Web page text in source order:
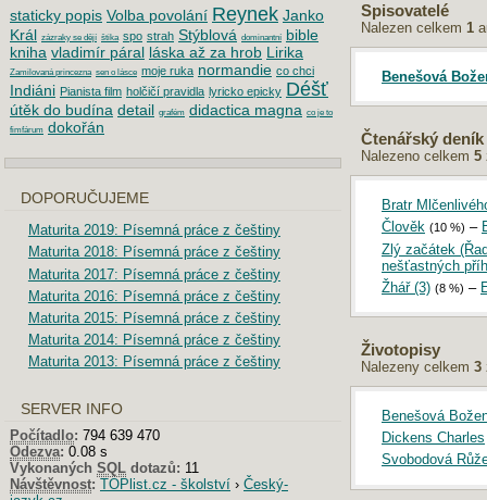
Spisovatelé
Nalezen celkem 1
Benešová
Čtenářský deník
Nalezeno celkem 5
Bratr
Člověk (10 %) –
Zlý začátek
nešťastných
Žhář (3) (8 %) –
Životopisy
Nalezeny celkem 3
Benešová
Dickens Charles
Svobodová
staticky popis Volba povolání Reynek Janko
Král zázraky se dějí štika spo strah Stýblová dominantní bible
kniha vladimír páral láska až za hrob Lirika
Zamilovaná princezna sen o lásce moje ruka normandie co chci
Indiáni Pianista film holčičí pravidla lyricko epicky Déšť
útěk do budína detail grafém didactica magna co je to
fimfárum dokořán
DOPORUČUJEME
Maturita 2019: Písemná práce z češtiny
Maturita 2018: Písemná práce z češtiny
Maturita 2017: Písemná práce z češtiny
Maturita 2016: Písemná práce z češtiny
Maturita 2015: Písemná práce z češtiny
Maturita 2014: Písemná práce z češtiny
Maturita 2013: Písemná práce z češtiny
SERVER INFO
Počítadlo: 794 639 470
Odezva: 0.08 s
Vykonaných SQL dotazů: 11
Návštěvnost: TOPlist.cz - školství › Český-